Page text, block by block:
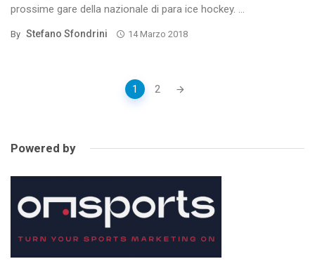
prossime gare della nazionale di para ice hockey. ...
By Stefano Sfondrini 14 Marzo 2018
1 2
Powered by